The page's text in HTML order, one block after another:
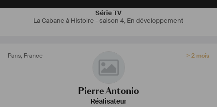
Série TV
La Cabane à Histoire - saison 4, En développement
Paris, France > 2 mois
Pierre Antonio
Réalisateur